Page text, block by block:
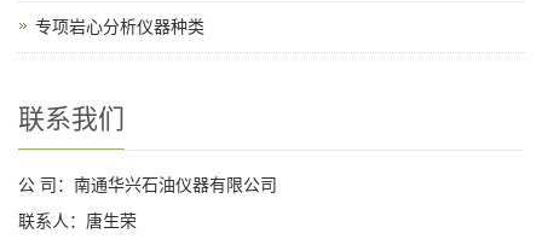
专项岩心分析仪器种类
联系我们
公 司：南通华兴石油仪器有限公司
联系人：唐生荣